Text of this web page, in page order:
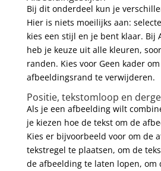
Bij dit onderdeel kun je
Hier is niets moeilijks aan:
kies een stijl en je bent klaar. Bij
heb je keuze uit alle kleuren,
randen. Kies voor Geen kader
afbeeldingsrand te verwijderen.
Positie, tekstomloop en
Als je een afbeelding wilt
je kiezen hoe de tekst om de
Kies er bijvoorbeeld voor om de
tekstregel te plaatsen, om de
de afbeelding te laten lopen, om